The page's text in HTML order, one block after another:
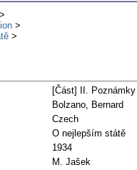
[Část] II.
Bolzano, Bernard
Czech
O nejlepším státě
1934
M. Jašek